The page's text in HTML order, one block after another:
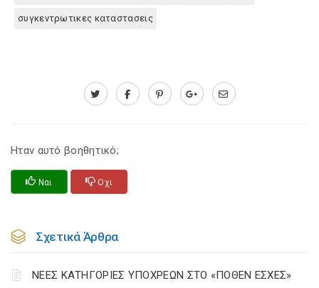
συγκεντρωτικες καταστασεις
Ηταν αυτό βοηθητικό;
Ναι Οχι
Σχετικά Άρθρα
ΝΕΕΣ ΚΑΤΗΓΟΡΙΕΣ ΥΠΟΧΡΕΩΝ ΣΤΟ «ΠΟΘΕΝ ΕΣΧΕΣ»